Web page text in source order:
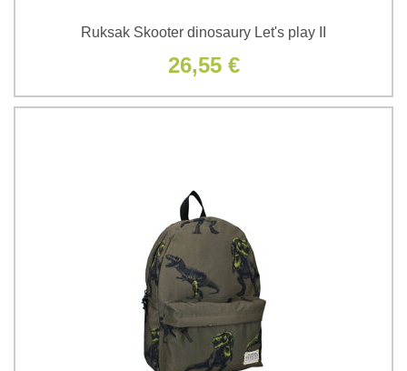
Ruksak Skooter dinosaury Let's play II
26,55 €